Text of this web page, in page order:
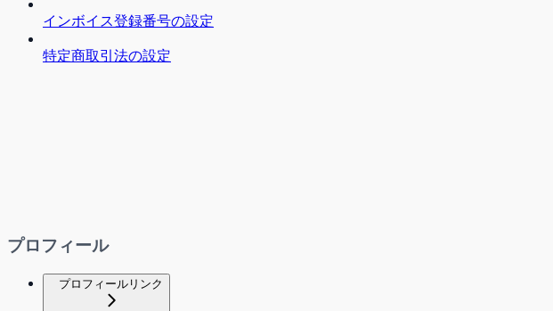
インボイス登録番号の設定
特定商取引法の設定
プロフィール
プロフィールリンク